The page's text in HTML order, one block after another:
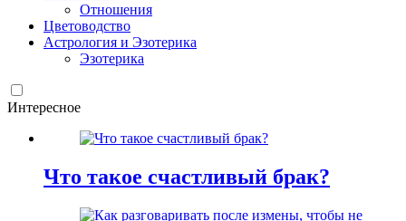
Отношения
Цветоводство
Астрология и Эзотерика
Эзотерика
Интересное
Что такое счастливый брак?